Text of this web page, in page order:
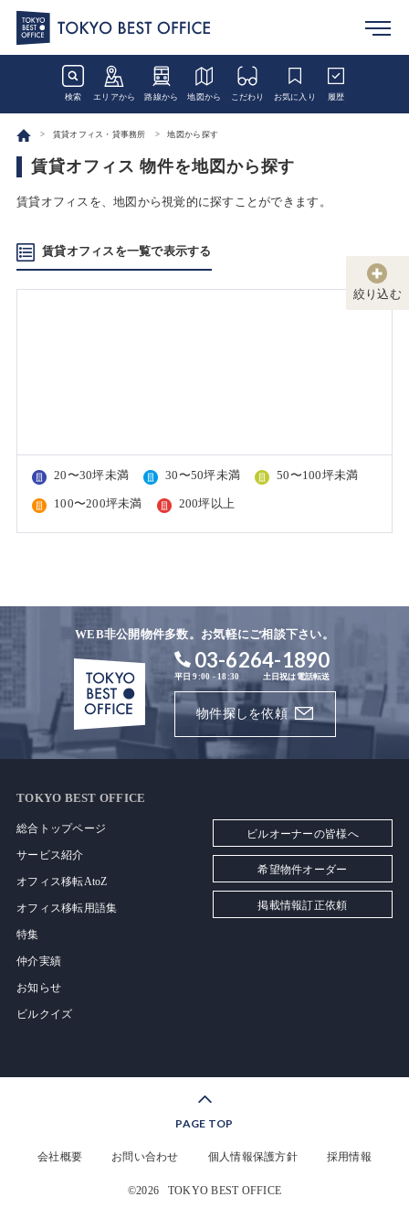
検索 エリアから 路線から 地図から こだわり お気に入り 履歴
賃貸オフィス・貸事務所 地図から探す
賃貸オフィス 物件を地図から探す
賃貸オフィスを、地図から視覚的に探すことができます。
賃貸オフィスを一覧で表示する
絞り込む
20〜30坪未満 30〜50坪未満 50〜100坪未満
100〜200坪未満 200坪以上
WEB非公開物件多数。お気軽にご相談下さい。
03-6264-1890
平日 9:00 - 18:30 土日祝は電話転送
物件探しを依頼
TOKYO BEST OFFICE
総合トップページ
サービス紹介
オフィス移転AtoZ
オフィス移転用語集
特集
仲介実績
お知らせ
ビルクイズ
ビルオーナーの皆様へ
希望物件オーダー
掲載情報訂正依頼
PAGE TOP
会社概要 お問い合わせ 個人情報保護方針 採用情報
©2026 TOKYO BEST OFFICE